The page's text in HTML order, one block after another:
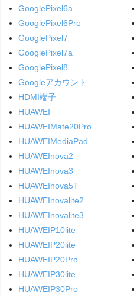
GooglePixel6a
GooglePixel6Pro
GooglePixel7
GooglePixel7a
GooglePixel8
Googleアカウント
HDMI端子
HUAWEI
HUAWEIMate20Pro
HUAWEIMediaPad
HUAWEInova2
HUAWEInova3
HUAWEInova5T
HUAWEInovalite2
HUAWEInovalite3
HUAWEIP10lite
HUAWEIP20lite
HUAWEIP20Pro
HUAWEIP30lite
HUAWEIP30Pro